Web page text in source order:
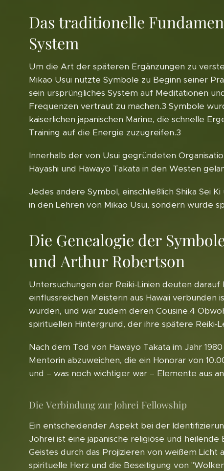
Das traditionelle
System
Um die Art der späteren Ergänzungen zu
Mikao Usui nutzte Symbole zu Beginn seiner
sein ursprüngliches System auf Meditationen
Frequenzen vertraut zu machen.3 Symbole
kaiserlichen japanischen Marine, die schnelle
Training auf die Energie zuzugreifen.3
Innerhalb der von Usui gegründeten
Hayashi und Hawayo Takata in den Westen
Jedes andere Symbol, einschließlich Shika Sei
in den Lehren von Mikao Usui, sondern wurde
Die Genealogie der
und Arthur Robertson
Untersuchungen der Reiki-Linien deuten
einflussreichen Meisterin aus Hawaii
wurden, und war zudem deren Cousine.4
spirituellen Hintergrund, der ihre spätere Reiki-
Nach dem Tod von Hawayo Takata im Jahr
Mentorin abzuweichen, die ein Honorar von
und – was noch wichtiger war – Elemente aus
Die Verbindung zur Johrei Fellowship
Ein entscheidender Aspekt bei der
Johrei ist eine japanische religiöse und
Geistes durch das Projizieren von weißem
spirituelle Herz und die Beseitigung von